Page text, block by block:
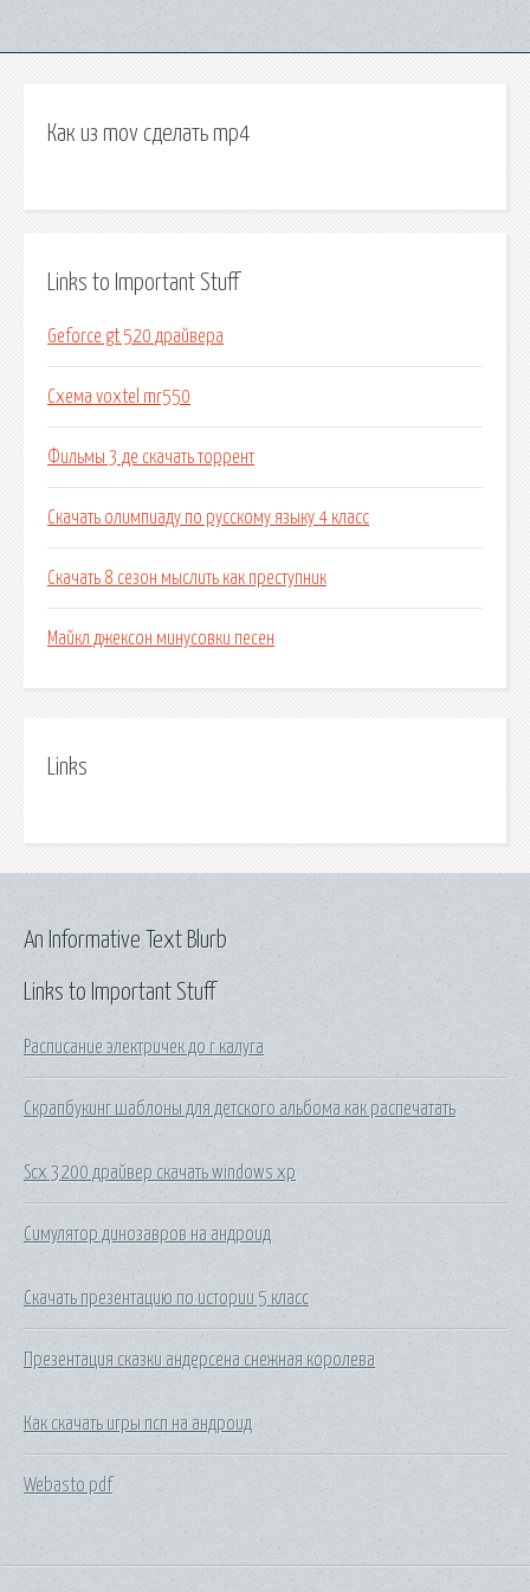
Как из mov сделать mp4
Links to Important Stuff
Geforce gt 520 драйвера
Схема voxtel mr550
Фильмы 3 де скачать торрент
Скачать олимпиаду по русскому языку 4 класс
Скачать 8 сезон мыслить как преступник
Майкл джексон минусовки песен
Links
Links to Important Stuff
Расписание электричек до г калуга
Скрапбукинг шаблоны для детского альбома как распечатать
Scx 3200 драйвер скачать windows xp
Симулятор динозавров на андроид
Скачать презентацию по истории 5 класс
Презентация сказки андерсена снежная королева
Как скачать игры псп на андроид
Webasto pdf
An Informative Text Blurb